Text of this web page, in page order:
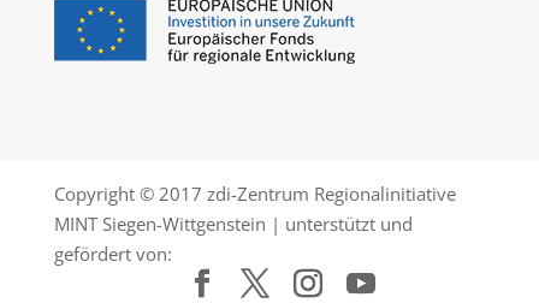
Copyright © 2017 zdi-Zentrum Regionalinitiative
MINT Siegen-Wittgenstein | unterstützt und
gefördert von: